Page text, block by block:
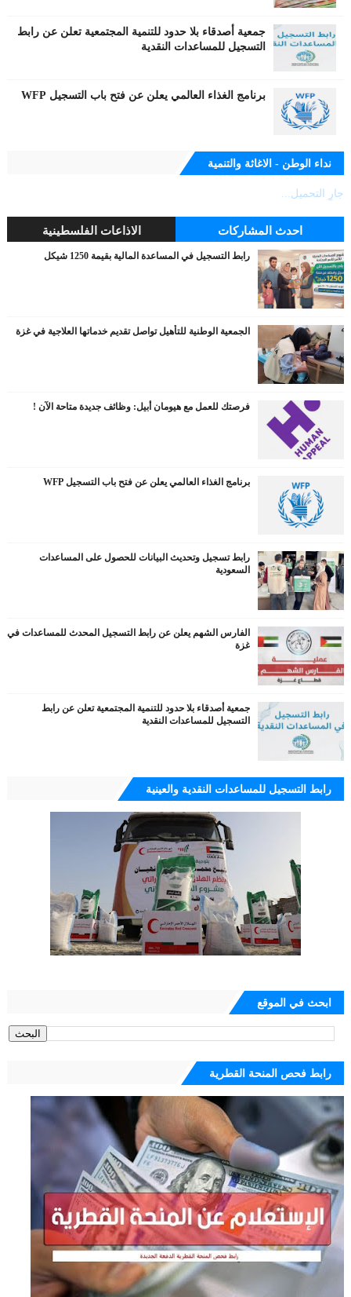
جمعية أصدقاء بلا حدود للتنمية المجتمعية تعلن عن رابط
التسجيل للمساعدات النقدية
برنامج الغذاء العالمي يعلن عن فتح باب التسجيل WFP
نداء الوطن - الاغاثة والتنمية
جارٍ التحميل...
احدث المشاركات الاذاعات الفلسطينية
رابط التسجيل في المساعدة المالية بقيمة 1250 شيكل
الجمعية الوطنية للتأهيل تواصل تقديم خدماتها العلاجية في غزة
فرصتك للعمل مع هيومان أبيل: وظائف جديدة متاحة الآن !
برنامج الغذاء العالمي يعلن عن فتح باب التسجيل WFP
رابط تسجيل وتحديث البيانات للحصول على المساعدات
السعودية
الفارس الشهم يعلن عن رابط التسجيل المحدث للمساعدات في
غزة
جمعية أصدقاء بلا حدود للتنمية المجتمعية تعلن عن رابط
التسجيل للمساعدات النقدية
رابط التسجيل للمساعدات النقدية والعينية
ابحث في الموقع
رابط فحص المنحة القطرية